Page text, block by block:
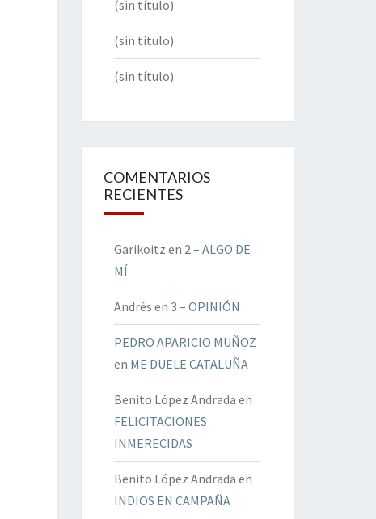
(sin título)
(sin título)
(sin título)
COMENTARIOS
RECIENTES
Garikoitz en 2 – ALGO DE
MÍ
Andrés en 3 – OPINIÓN
PEDRO APARICIO MUÑOZ
en ME DUELE CATALUÑA
Benito López Andrada en
FELICITACIONES
INMERECIDAS
Benito López Andrada en
INDIOS EN CAMPAÑA